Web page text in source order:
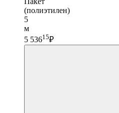
(полиэтилен)
5
м
5 53615₽